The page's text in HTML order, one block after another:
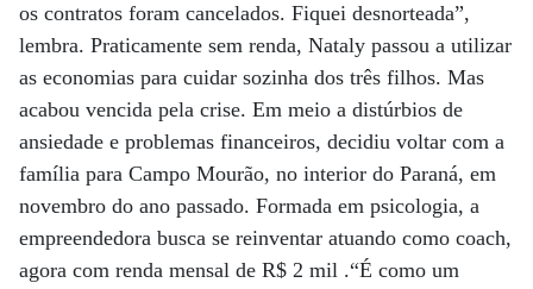
os contratos foram cancelados. Fiquei desnorteada”,
lembra. Praticamente sem renda, Nataly passou a utilizar
as economias para cuidar sozinha dos três filhos. Mas
acabou vencida pela crise. Em meio a distúrbios de
ansiedade e problemas financeiros, decidiu voltar com a
família para Campo Mourão, no interior do Paraná, em
novembro do ano passado. Formada em psicologia, a
empreendedora busca se reinventar atuando como coach,
agora com renda mensal de R$ 2 mil .“É como um